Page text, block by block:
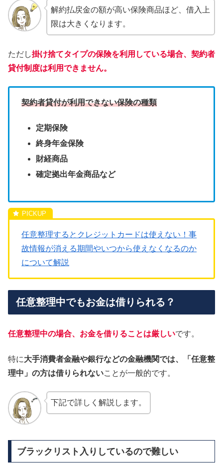
解約払戻金の額が高い保険商品ほど、借入上
限は大きくなります。
ただし掛け捨てタイプの保険を利用している場合、契約者
貸付制度は利用できません。
契約者貸付が利用できない保険の種類
定期保険
終身年金保険
財経商品
確定拠出年金商品など
任意整理するとクレジットカードは使えない！事
故情報が消える期間やいつから使えなくなるのか
について解説
任意整理中でもお金は借りられる？
任意整理中の場合、お金を借りることは厳しいです。
特に大手消費者金融や銀行などの金融機関では、「任意整
理中」の方は借りられないことが一般的です。
下記で詳しく解説します。
ブラックリスト入りしているので難しい